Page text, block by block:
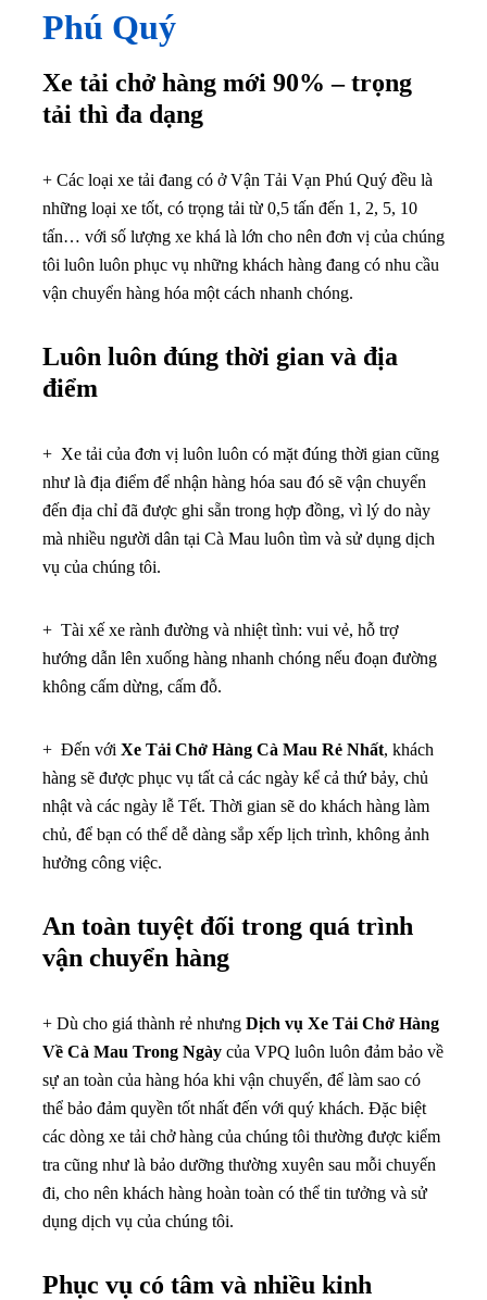
Phú Quý
Xe tải chở hàng mới 90% – trọng
tải thì đa dạng
+ Các loại xe tải đang có ở Vận Tải Vạn Phú Quý đều là
những loại xe tốt, có trọng tải từ 0,5 tấn đến 1, 2, 5, 10
tấn… với số lượng xe khá là lớn cho nên đơn vị của chúng
tôi luôn luôn phục vụ những khách hàng đang có nhu cầu
vận chuyển hàng hóa một cách nhanh chóng.
Luôn luôn đúng thời gian và địa
điểm
+ Xe tải của đơn vị luôn luôn có mặt đúng thời gian cũng
như là địa điểm để nhận hàng hóa sau đó sẽ vận chuyển
đến địa chỉ đã được ghi sẵn trong hợp đồng, vì lý do này
mà nhiều người dân tại Cà Mau luôn tìm và sử dụng dịch
vụ của chúng tôi.
+ Tài xế xe rành đường và nhiệt tình: vui vẻ, hỗ trợ
hướng dẫn lên xuống hàng nhanh chóng nếu đoạn đường
không cấm dừng, cấm đỗ.
+ Đến với Xe Tải Chở Hàng Cà Mau Rẻ Nhất, khách
hàng sẽ được phục vụ tất cả các ngày kể cả thứ bảy, chủ
nhật và các ngày lễ Tết. Thời gian sẽ do khách hàng làm
chủ, để bạn có thể dễ dàng sắp xếp lịch trình, không ảnh
hưởng công việc.
An toàn tuyệt đối trong quá trình
vận chuyển hàng
+ Dù cho giá thành rẻ nhưng Dịch vụ Xe Tải Chở Hàng
Về Cà Mau Trong Ngày của VPQ luôn luôn đảm bảo về
sự an toàn của hàng hóa khi vận chuyển, để làm sao có
thể bảo đảm quyền tốt nhất đến với quý khách. Đặc biệt
các dòng xe tải chở hàng của chúng tôi thường được kiểm
tra cũng như là bảo dưỡng thường xuyên sau mỗi chuyến
đi, cho nên khách hàng hoàn toàn có thể tin tưởng và sử
dụng dịch vụ của chúng tôi.
Phục vụ có tâm và nhiều kinh